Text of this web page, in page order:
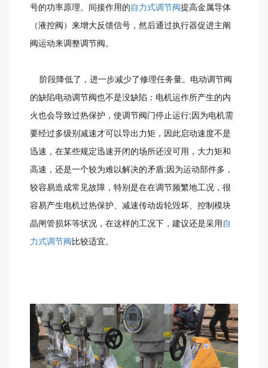
号的功率原理。间接作用的自力式调节阀提高金属导体
（液控阀）来增大反馈信号，然后通过执行器促进主阐
阀运动来调整调节阀。
阶段降低了，进一步减少了修理任务量。电动调节阀
的缺陷电动调节阀也不是没缺陷：电机运作所产生的内
火也会导致过热保护，使调节阀门停止运行;因为电机需
要经过多级别减速才可以导出力矩，因此启动速度不是
迅速，在某些规定迅速开闭的场所还没可用，大力矩和
高速，还是一个较为难以解决的矛盾;因为运动部件多，
较容易造成常见故障，特别是在在调节频繁地工况，很
容易产生电机过热保护、减速传动齿轮毁坏、控制模块
晶闸管损坏等状况，在这样的工况下，建议还是采用自
力式调节阀比较适宜。